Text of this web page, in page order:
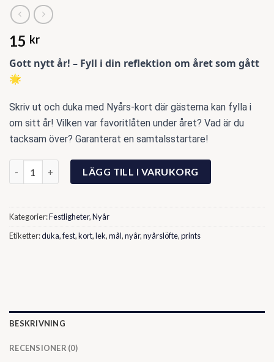
15 kr
Gott nytt år! – Fyll i din reflektion om året som gått
🌟
Skriv ut och duka med Nyårs-kort där gästerna kan fylla i
om sitt år! Vilken var favoritlåten under året? Vad är du
tacksam över? Garanterat en samtalsstartare!
Året som gått - Nyårsdekoration och aktivitet | Mål och löften
LÄGG TILL I VARUKORG
Kategorier:Festligheter,Nyår
Etiketter:duka,fest,kort,lek,mål,nyår,nyårslöfte,prints
BESKRIVNING
RECENSIONER (0)